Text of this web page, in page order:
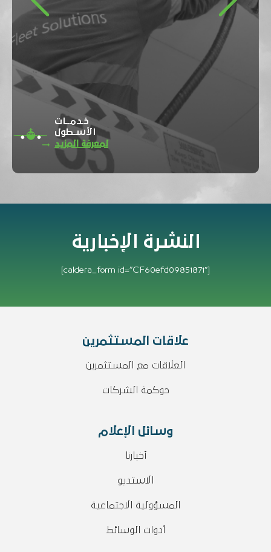
خـدمــات
الأسـطول
لمعرفة المزيد
النشرة الإخبارية
[caldera_form id=”CF60efd09851871″]
علاقات المستثمرين
العلاقات مع المستثمرين
حوكمة الشركات
وسائل الإعلام
أخبارنا
الاستديو
المسؤولية الاجتماعية
أدوات الوسائط